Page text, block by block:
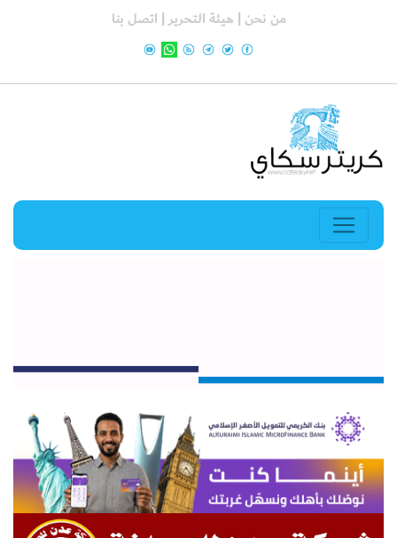
من نحن | هيئة التحرير | اتصل بنا